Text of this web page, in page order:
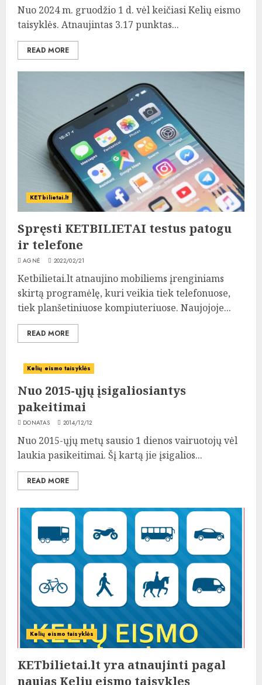
Nuo 2024 m. gruodžio 1 d. vėl keičiasi Kelių eismo
taisyklės. Atnaujintas 3.17 punktas...
READ MORE
KETbilietai.lt
Spręsti KETBILIETAI testus patogu
ir telefone
AGNĖ 2022/02/21
Ketbilietai.lt atnaujino mobiliems įrenginiams
skirtą programėlę, kuri veikia tiek telefonuose,
tiek planšetiniuose kompiuteriuose. Naujojoje...
READ MORE
Kelių eismo taisyklės
Nuo 2015-ųjų įsigaliosiantys
pakeitimai
DONATAS 2014/12/12
Nuo 2015-ųjų metų sausio 1 dienos vairuotojų vėl
laukia pasikeitimai. Šį kartą jie įsigalios...
READ MORE
Kelių eismo taisyklės
KETbilietai.lt yra atnaujinti pagal
naujas Kelių eismo taisykles